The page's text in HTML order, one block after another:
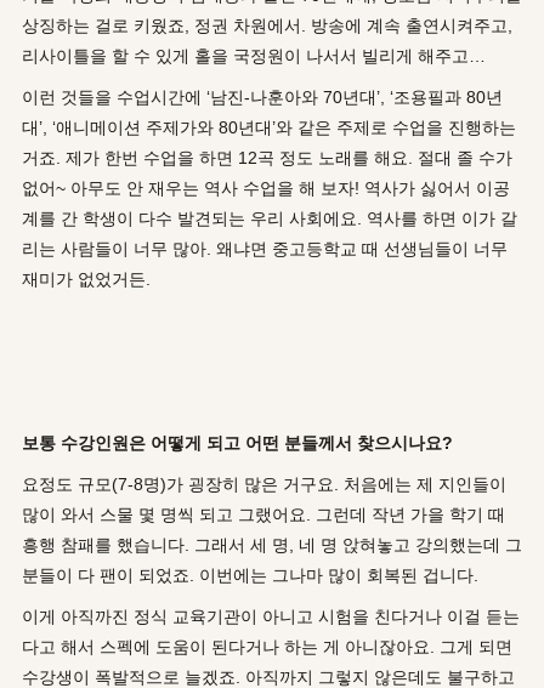
상징하는 걸로 키웠죠, 정권 차원에서. 방송에 계속 출연시켜주고,
리사이틀을 할 수 있게 홀을 국정원이 나서서 빌리게 해주고…
이런 것들을 수업시간에 ‘남진-나훈아와 70년대’, ‘조용필과 80년
대’, ‘애니메이션 주제가와 80년대’와 같은 주제로 수업을 진행하는
거죠. 제가 한번 수업을 하면 12곡 정도 노래를 해요. 절대 졸 수가
없어~ 아무도 안 재우는 역사 수업을 해 보자! 역사가 싫어서 이공
계를 간 학생이 다수 발견되는 우리 사회에요. 역사를 하면 이가 갈
리는 사람들이 너무 많아. 왜냐면 중고등학교 때 선생님들이 너무
재미가 없었거든.
보통 수강인원은 어떻게 되고 어떤 분들께서 찾으시나요?
요정도 규모(7-8명)가 굉장히 많은 거구요. 처음에는 제 지인들이
많이 와서 스물 몇 명씩 되고 그랬어요. 그런데 작년 가을 학기 때
흥행 참패를 했습니다. 그래서 세 명, 네 명 앉혀놓고 강의했는데 그
분들이 다 팬이 되었죠. 이번에는 그나마 많이 회복된 겁니다.
이게 아직까진 정식 교육기관이 아니고 시험을 친다거나 이걸 듣는
다고 해서 스펙에 도움이 된다거나 하는 게 아니잖아요. 그게 되면
수강생이 폭발적으로 늘겠죠. 아직까지 그렇지 않은데도 불구하고